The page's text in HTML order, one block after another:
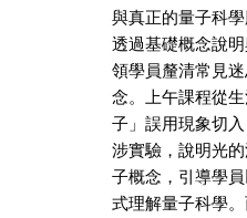
與真正的量子科
透過基礎概念說
領學員釐清常見
念。上午課程從
子」誤用現象切
涉實驗，說明光
子概念，引導學
式理解量子科學